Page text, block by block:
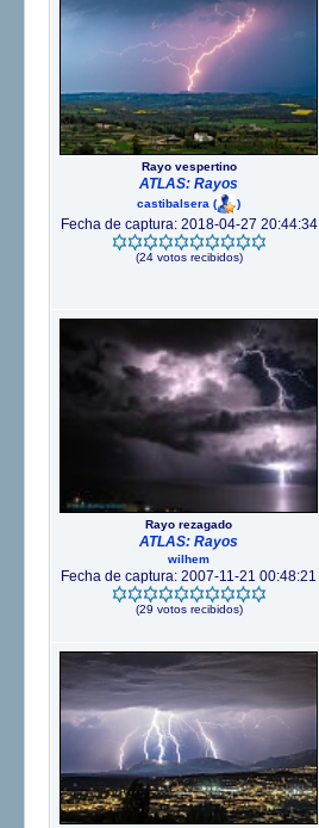
Rayo vespertino
ATLAS: Rayos
castibalsera ( )
Fecha de captura: 2018-04-27 20:44:34
(24 votos recibidos)
Rayo rezagado
ATLAS: Rayos
wilhem
Fecha de captura: 2007-11-21 00:48:21
(29 votos recibidos)